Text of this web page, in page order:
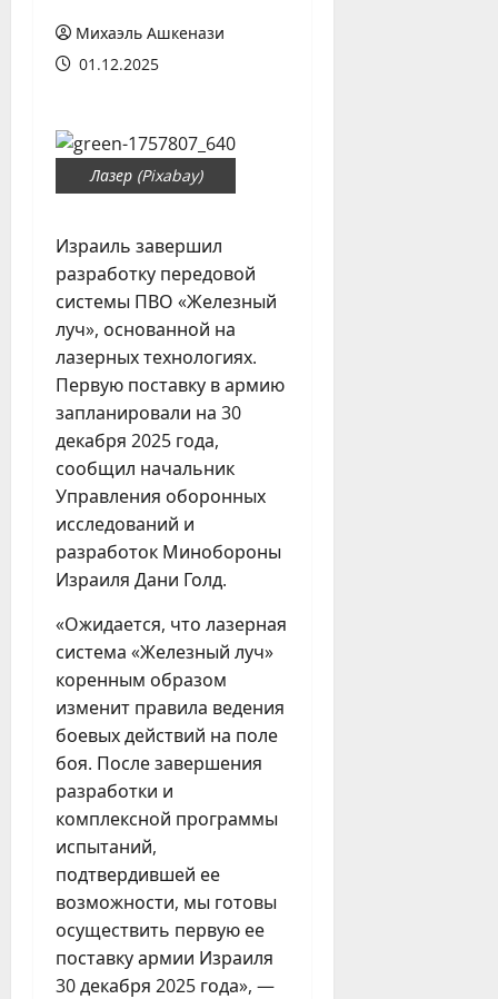
Михаэль Ашкенази
01.12.2025
Лазер (Pixabay)
Израиль завершил
разработку передовой
системы ПВО «Железный
луч», основанной на
лазерных технологиях.
Первую поставку в армию
запланировали на 30
декабря 2025 года,
сообщил начальник
Управления оборонных
исследований и
разработок Минобороны
Израиля Дани Голд.
«Ожидается, что лазерная
система «Железный луч»
коренным образом
изменит правила ведения
боевых действий на поле
боя. После завершения
разработки и
комплексной программы
испытаний,
подтвердившей ее
возможности, мы готовы
осуществить первую ее
поставку армии Израиля
30 декабря 2025 года», —